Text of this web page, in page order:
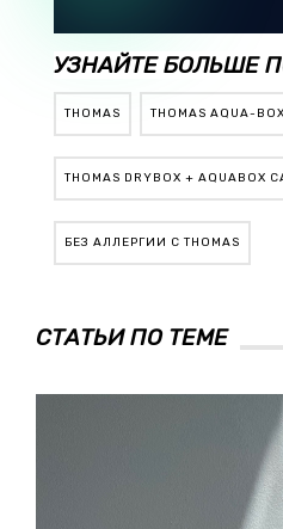
УЗНАЙТЕ БОЛЬШЕ
THOMAS THOMAS AQUA-BOX
THOMAS DRYBOX + AQUABOX
БЕЗ АЛЛЕРГИИ С THOMAS
СТАТЬИ ПО ТЕМЕ